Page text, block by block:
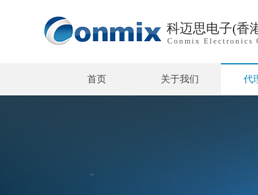
科迈思电子(香
Conmix Electronics
首页 关于我们 代